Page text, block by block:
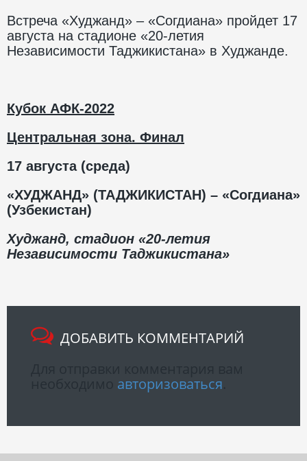
Встреча «Худжанд» – «Согдиана» пройдет 17
августа на стадионе «20-летия
Независимости Таджикистана» в Худжанде.
Кубок АФК-2022
Центральная зона. Финал
17 августа (среда)
«ХУДЖАНД» (ТАДЖИКИСТАН) – «Согдиана»
(Узбекистан)
Худжанд, стадион «20-летия
Независимости Таджикистана»
ДОБАВИТЬ КОММЕНТАРИЙ
авторизоваться